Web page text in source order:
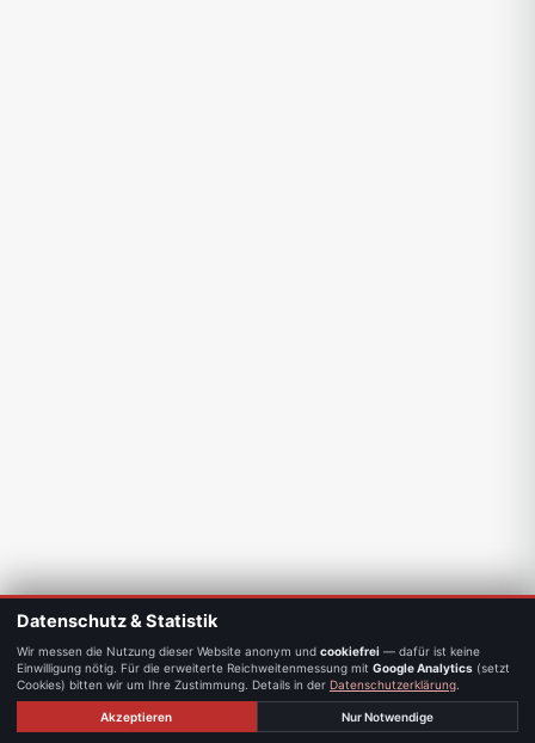
Datenschutz & Statistik
Wir messen die Nutzung dieser Website anonym und cookiefrei — dafür ist keine
Einwilligung nötig. Für die erweiterte Reichweitenmessung mit Google Analytics (setzt
Cookies) bitten wir um Ihre Zustimmung. Details in der Datenschutzerklärung
Akzeptieren Nur Notwendige